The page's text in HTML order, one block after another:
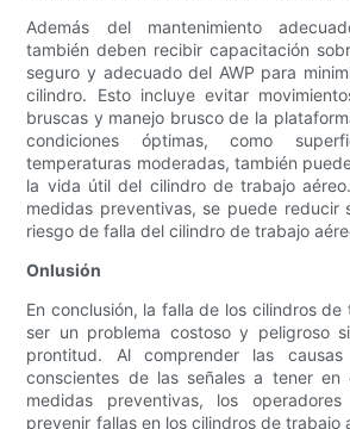
Además del mantenimiento
también deben recibir capacitación
seguro y adecuado del AWP para
cilindro. Esto incluye evitar
bruscas y manejo brusco de la
condiciones óptimas, como
temperaturas moderadas, también
la vida útil del cilindro de trabajo
medidas preventivas, se puede reducir
riesgo de falla del cilindro de trabajo
Onlusión
En conclusión, la falla de los cilindros
ser un problema costoso y peligroso
prontitud. Al comprender las
conscientes de las señales a tener
medidas preventivas, los
prevenir fallas en los cilindros de trabajo